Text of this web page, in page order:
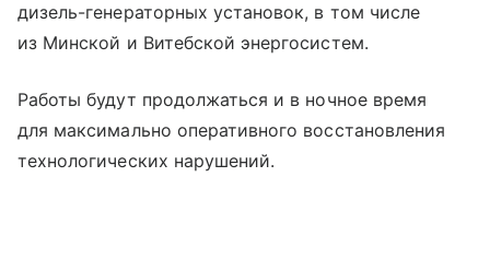
дизель-генераторных установок, в том числе
из Минской и Витебской энергосистем.
Работы будут продолжаться и в ночное время
для максимально оперативного восстановления
технологических нарушений.